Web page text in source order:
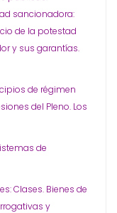
sancionadora:
de la potestad
y sus garantías.
de régimen
del Pleno. Los
de
Clases. Bienes de
y